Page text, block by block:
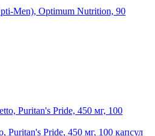
Men), Optimum Nutrition, 90
Puritan's Pride, 450 мг, 100 капсул